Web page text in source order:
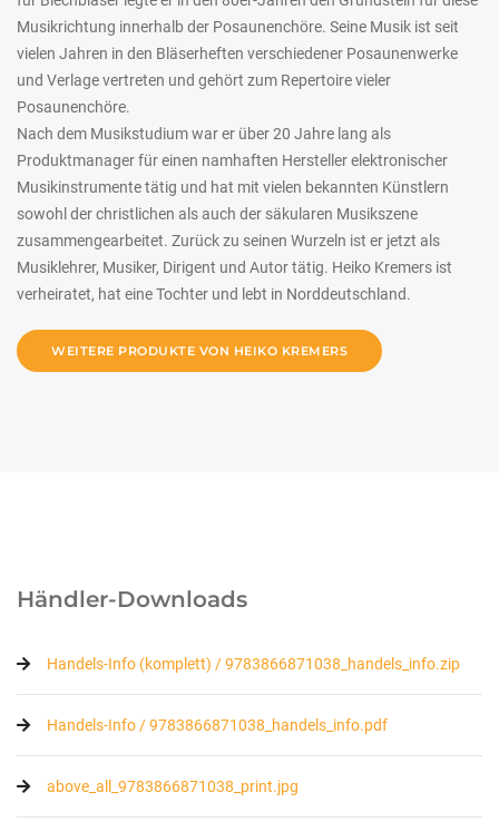
Musikrichtung innerhalb der Posaunenchöre. Seine Musik ist seit
vielen Jahren in den Bläserheften verschiedener Posaunenwerke
und Verlage vertreten und gehört zum Repertoire vieler
Posaunenchöre.
Nach dem Musikstudium war er über 20 Jahre lang als
Produktmanager für einen namhaften Hersteller elektronischer
Musikinstrumente tätig und hat mit vielen bekannten Künstlern
sowohl der christlichen als auch der säkularen Musikszene
zusammengearbeitet. Zurück zu seinen Wurzeln ist er jetzt als
Musiklehrer, Musiker, Dirigent und Autor tätig. Heiko Kremers ist
verheiratet, hat eine Tochter und lebt in Norddeutschland.
WEITERE PRODUKTE VON HEIKO KREMERS
Händler-Downloads
Handels-Info (komplett) / 9783866871038_handels_info.zip
Handels-Info / 9783866871038_handels_info.pdf
above_all_9783866871038_print.jpg